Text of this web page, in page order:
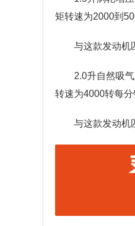
矩转速为2000到
与这款发动机
2.0升自然吸
转速为4000转每
与这款发动机